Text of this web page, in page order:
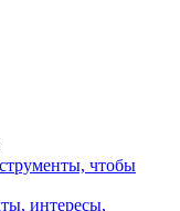
чтобы
интересы,